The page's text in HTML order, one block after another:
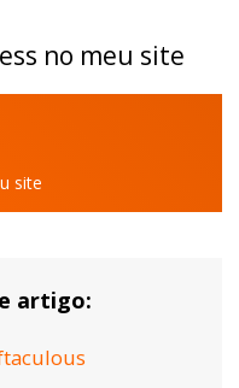
no meu site
site
artigo: